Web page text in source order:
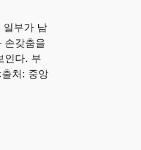
일부가 남
손갖춤을
인다. 부
처: 중앙